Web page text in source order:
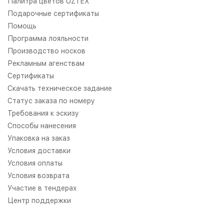
Подарочные сертификаты
Помощь
Программа лояльности
Производство носков
Рекламным агенствам
Сертификаты
Скачать техническое задание
Статус заказа по номеру
Требования к эскизу
Способы нанесения
Упаковка на заказ
Условия доставки
Условия оплаты
Условия возврата
Участие в тендерах
Центр поддержки